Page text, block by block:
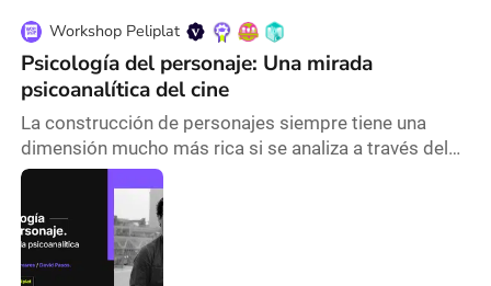
Workshop Peliplat
Psicología del personaje: Una mirada
psicoanalítica del cine
La construcción de personajes siempre tiene una
dimensión mucho más rica si se analiza a través del
psicoanálisis. Lo profundo, lo complejo, la
identificación, son elementos clave para volver
tridimensionales a los protagonistas de cualquier
historia. Esta vez, nuestro workshop tuvo una sesión
con la escuela psicoanalítica. Junto a Mirella